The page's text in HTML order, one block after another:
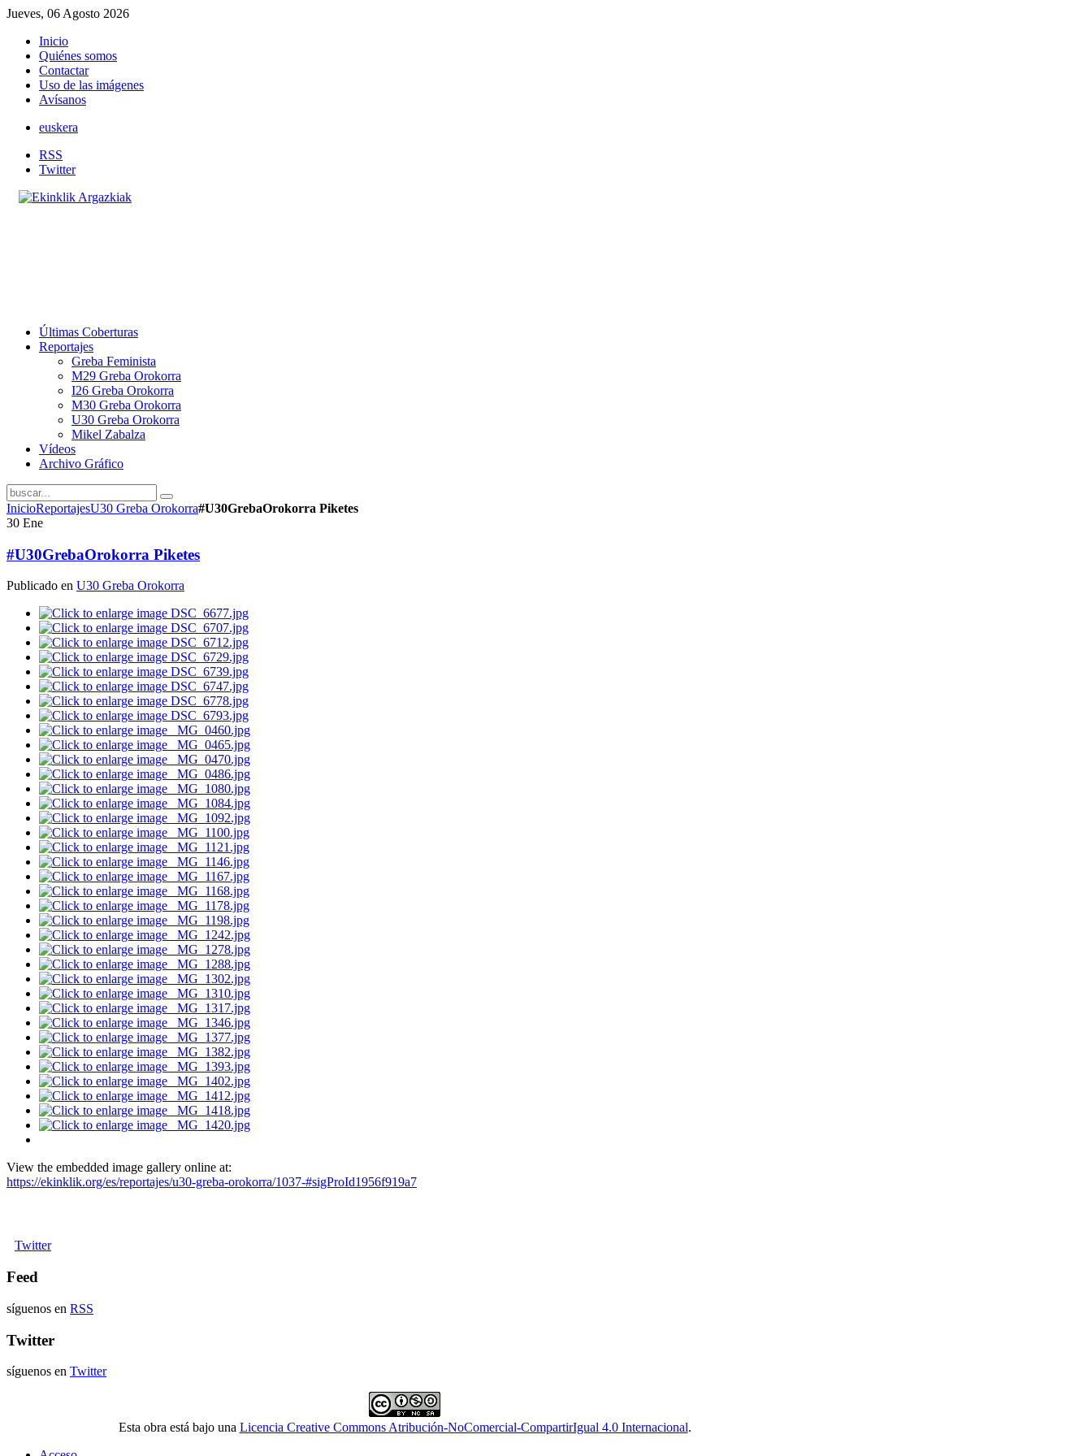
Jueves, 06 Agosto 2026
Inicio
Quiénes somos
Contactar
Uso de las imágenes
Avísanos
euskera
RSS
Twitter
Últimas Coberturas
Reportajes
Greba Feminista
M29 Greba Orokorra
I26 Greba Orokorra
M30 Greba Orokorra
U30 Greba Orokorra
Mikel Zabalza
Vídeos
Archivo Gráfico
InicioReportajesU30 Greba Orokorra#U30GrebaOrokorra Piketes
30 Ene
#U30GrebaOrokorra Piketes
Publicado en U30 Greba Orokorra
View the embedded image gallery online at:
https://ekinklik.org/es/reportajes/u30-greba-orokorra/1037-#sigProId1956f919a7
Twitter
Feed
síguenos en RSS
Twitter
síguenos en Twitter
Esta obra está bajo una Licencia Creative Commons Atribución-NoComercial-CompartirIgual 4.0 Internacional.